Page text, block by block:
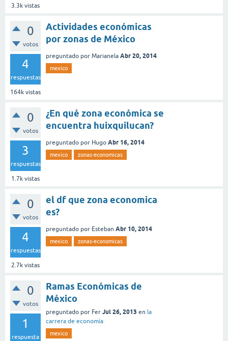
3.3k vistas
0
votos
4
respuestas
164k vistas
Actividades económicas
por zonas de México
preguntado por Marianela Abr 20, 2014
mexico
0
votos
3
respuestas
1.7k vistas
¿En qué zona económica se
encuentra huixquilucan?
preguntado por Hugo Abr 16, 2014
mexico zonas-economicas
0
votos
4
respuestas
2.7k vistas
el df que zona economica
es?
preguntado por Esteban Abr 10, 2014
mexico zonas-economicas
0
votos
1
respuesta
Ramas Económicas de
México
preguntado por Fer Jul 26, 2013 en la
carrera de economía
mexico